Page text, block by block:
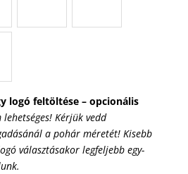
logó feltöltése – opcionális
Kérjük vedd
a pohár méretét! Kisebb
választásakor legfeljebb egy-